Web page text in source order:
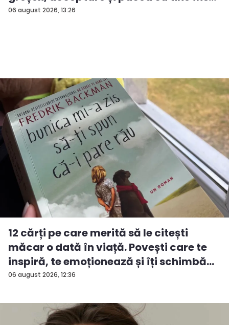
06 august 2026, 13:26
06 august 2026, 12:36
12 cărți pe care merită să le citești
măcar o dată în viață. Povești care te
inspiră, te emoționează și îți schimbă...